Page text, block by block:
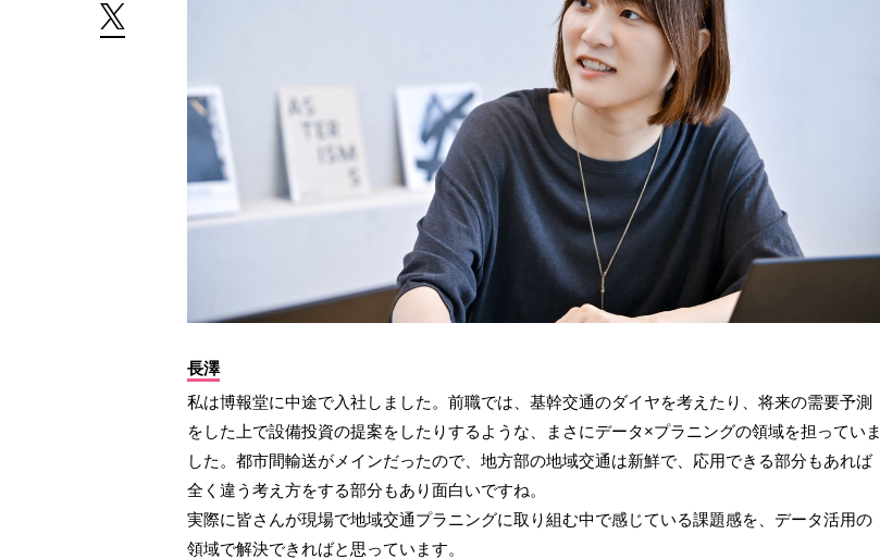
長澤
私は博報堂に中途で入社しました。前職では、基幹交通のダイヤを考えたり、将来の需要予測
をした上で設備投資の提案をしたりするような、まさにデータ×プラニングの領域を担っていま
した。都市間輸送がメインだったので、地方部の地域交通は新鮮で、応用できる部分もあれば
全く違う考え方をする部分もあり面白いですね。
実際に皆さんが現場で地域交通プラニングに取り組む中で感じている課題感を、データ活用の
領域で解決できればと思っています。